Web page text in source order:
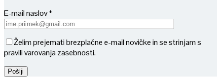
E-mail naslov *
Želim prejemati brezplačne e-mail novičke in se strinjam s
pravili varovanja zasebnosti.